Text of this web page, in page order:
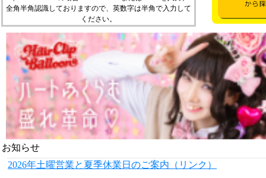
全角半角認識しておりますので、英数字は半角で入力して
ください。
お知らせ
2026年土曜営業と夏季休業日のご案内（リンク）